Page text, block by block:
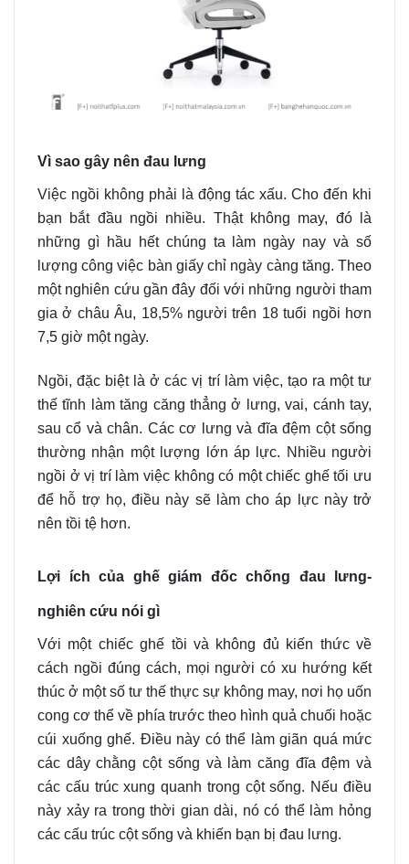
Vì sao gây nên đau lưng
Việc ngồi không phải là động tác xấu. Cho đến khi
bạn bắt đầu ngồi nhiều. Thật không may, đó là
những gì hầu hết chúng ta làm ngày nay và số
lượng công việc bàn giấy chỉ ngày càng tăng. Theo
một nghiên cứu gần đây đối với những người tham
gia ở châu Âu, 18,5% người trên 18 tuổi ngồi hơn
7,5 giờ một ngày.
Ngồi, đặc biệt là ở các vị trí làm việc, tạo ra một tư
thế tĩnh làm tăng căng thẳng ở lưng, vai, cánh tay,
sau cổ và chân. Các cơ lưng và đĩa đệm cột sống
thường nhận một lượng lớn áp lực. Nhiều người
ngồi ở vị trí làm việc không có một chiếc ghế tối ưu
để hỗ trợ họ, điều này sẽ làm cho áp lực này trở
nên tồi tệ hơn.
Lợi ích của ghế giám đốc chống đau lưng-
nghiên cứu nói gì
Với một chiếc ghế tồi và không đủ kiến ​​thức về
cách ngồi đúng cách, mọi người có xu hướng kết
thúc ở một số tư thế thực sự không may, nơi họ uốn
cong cơ thể về phía trước theo hình quả chuối hoặc
cúi xuống ghế. Điều này có thể làm giãn quá mức
các dây chằng cột sống và làm căng đĩa đệm và
các cấu trúc xung quanh trong cột sống. Nếu điều
này xảy ra trong thời gian dài, nó có thể làm hỏng
các cấu trúc cột sống và khiến bạn bị đau lưng.